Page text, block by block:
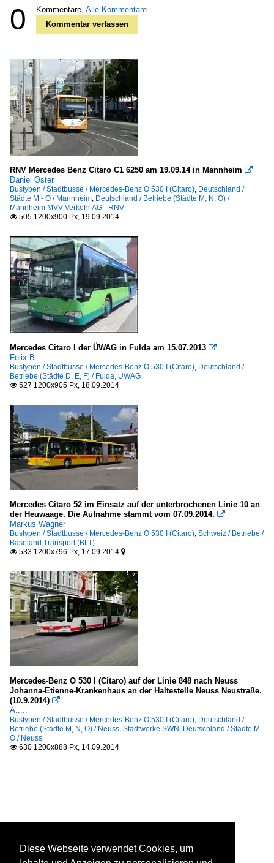
0 Kommentare, Alle Kommentare
Kommentar verfassen
RNV Mercedes Benz Citaro C1 6250 am 19.09.14 in Mannheim 
Daniel Oster
Bustypen / Stadtbusse / Mercedes-Benz O 530 I (Citaro), Deutschland /
Städte M - O / Mannheim, Deutschland / Betriebe (Städte M, N, O) /
Mannheim MVV Verkehr AG - RNV
 505 1200x900 Px, 19.09.2014
Mercedes Citaro I der ÜWAG in Fulda am 15.07.2013 
Felix B.
Bustypen / Stadtbusse / Mercedes-Benz O 530 I (Citaro), Deutschland /
Betriebe (Städte D, E, F) / Fulda, ÜWAG
 527 1200x905 Px, 18.09.2014
Mercedes Citaro 52 im Einsatz auf der unterbrochenen Linie 10 an
der Heuwaage. Die Aufnahme stammt vom 07.09.2014. 
Markus Wagner
Bustypen / Stadtbusse / Mercedes-Benz O 530 I (Citaro), Schweiz / Betriebe /
Baseland Transport (BLT)
 533 1200x796 Px, 17.09.2014 
Mercedes-Benz O 530 I (Citaro) auf der Linie 848 nach Neuss
Johanna-Etienne-Krankenhaus an der Haltestelle Neuss Neustraße.
(10.9.2014) 
A.....
Bustypen / Stadtbusse / Mercedes-Benz O 530 I (Citaro), Deutschland /
Betriebe (Städte M, N, O) / Neuss, Stadtwerke SWN , Deutschland / Städte M -
O / Neuss
 630 1200x888 Px, 14.09.2014
Diese Webseite verwendet Cookies, um